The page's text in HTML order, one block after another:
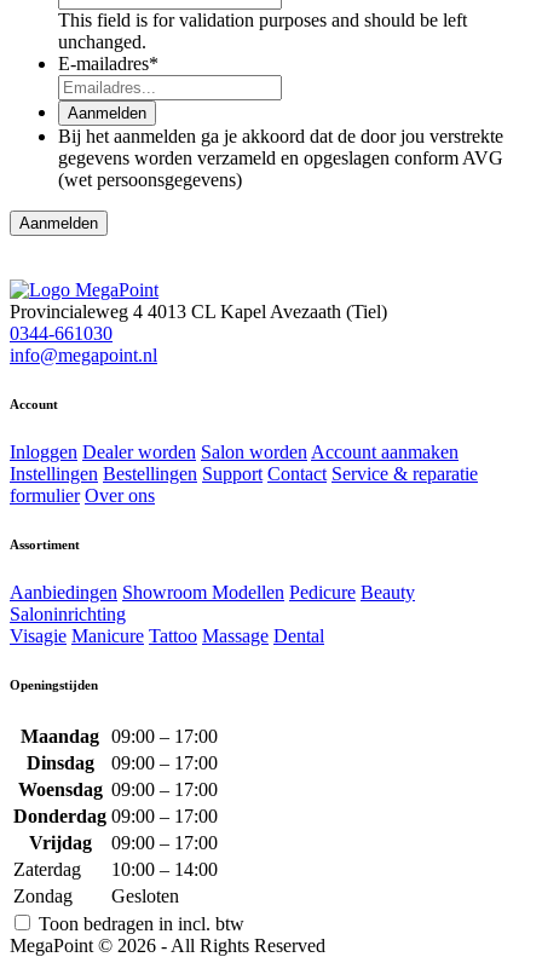
This field is for validation purposes and should be left
unchanged.
E-mailadres*
Aanmelden
Bij het aanmelden ga je akkoord dat de door jou verstrekte
gegevens worden verzameld en opgeslagen conform AVG
(wet persoonsgegevens)
Provincialeweg 4 4013 CL Kapel Avezaath (Tiel)
0344-661030
info@megapoint.nl
Account
Inloggen Dealer worden Salon worden Account aanmaken
Instellingen Bestellingen Support Contact Service & reparatie
formulier Over ons
Assortiment
Aanbiedingen Showroom Modellen Pedicure Beauty
Saloninrichting
Visagie Manicure Tattoo Massage Dental
Openingstijden
Maandag 09:00 – 17:00
Dinsdag
09:00 – 17:00
Woensdag 09:00 – 17:00
Donderdag 09:00 – 17:00
Vrijdag
09:00 – 17:00
Zaterdag
10:00 – 14:00
Zondag
Gesloten
Toon bedragen in incl. btw
MegaPoint © 2026 - All Rights Reserved